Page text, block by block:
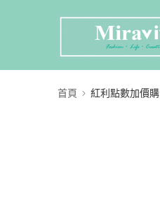
首頁 紅利點數加價購